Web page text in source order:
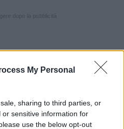
My Personal
sharing to third parties, or
sensitive information for
use the below opt-out